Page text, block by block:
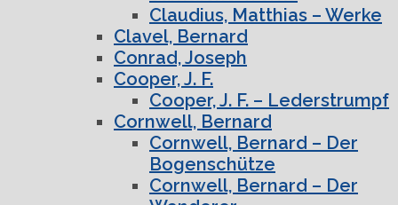
Claudius, Matthias – Werke
Clavel, Bernard
Conrad, Joseph
Cooper, J. F.
Cooper, J. F. – Lederstrumpf
Cornwell, Bernard
Cornwell, Bernard – Der
Bogenschütze
Cornwell, Bernard – Der